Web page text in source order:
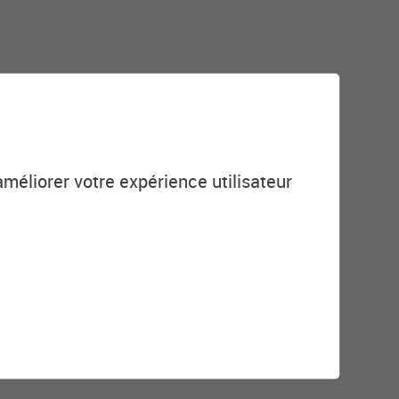
votre expérience utilisateur